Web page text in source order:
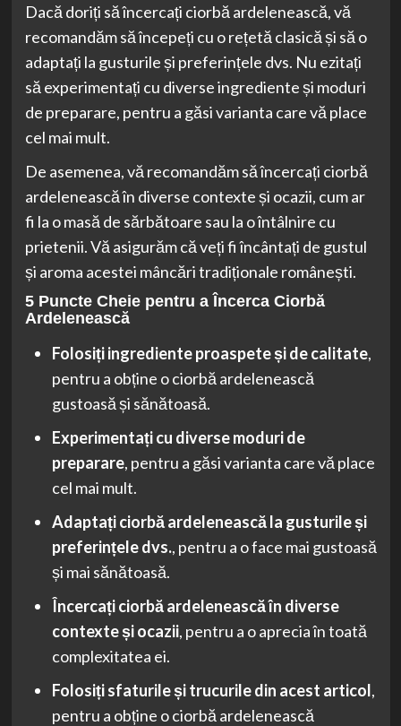
Dacă doriți să încercați ciorbă ardelenească, vă
recomandăm să începeți cu o rețetă clasică și să o
adaptați la gusturile și preferințele dvs. Nu ezitați
să experimentați cu diverse ingrediente și moduri
de preparare, pentru a găsi varianta care vă place
cel mai mult.
De asemenea, vă recomandăm să încercați ciorbă
ardelenească în diverse contexte și ocazii, cum ar
fi la o masă de sărbătoare sau la o întâlnire cu
prietenii. Vă asigurăm că veți fi încântați de gustul
și aroma acestei mâncări tradiționale românești.
5 Puncte Cheie pentru a Încerca Ciorbă
Ardelenească
Folosiți ingrediente proaspete și de calitate,
pentru a obține o ciorbă ardelenească
gustoasă și sănătoasă.
Experimentați cu diverse moduri de
preparare, pentru a găsi varianta care vă place
cel mai mult.
Adaptați ciorbă ardelenească la gusturile și
preferințele dvs., pentru a o face mai gustoasă
și mai sănătoasă.
Încercați ciorbă ardelenească în diverse
contexte și ocazii, pentru a o aprecia în toată
complexitatea ei.
Folosiți sfaturile și trucurile din acest articol,
pentru a obține o ciorbă ardelenească